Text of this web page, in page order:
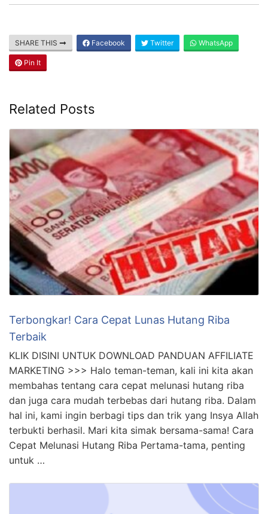
SHARE THIS Facebook Twitter WhatsApp
Pin It
Related Posts
Terbongkar! Cara Cepat Lunas Hutang Riba
Terbaik
KLIK DISINI UNTUK DOWNLOAD PANDUAN AFFILIATE
MARKETING >>> Halo teman-teman, kali ini kita akan
membahas tentang cara cepat melunasi hutang riba
dan juga cara mudah terbebas dari hutang riba. Dalam
hal ini, kami ingin berbagi tips dan trik yang Insya Allah
terbukti berhasil. Mari kita simak bersama-sama! Cara
Cepat Melunasi Hutang Riba Pertama-tama, penting
untuk …